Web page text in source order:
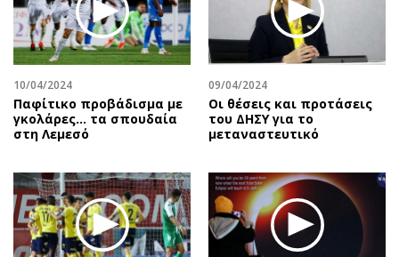
10/04/2024
Παφίτικο προβάδισμα με
γκολάρες… τα σπουδαία
στη Λεμεσό
09/04/2024
Οι θέσεις και προτάσεις
του ΔΗΣΥ για το
μεταναστευτικό